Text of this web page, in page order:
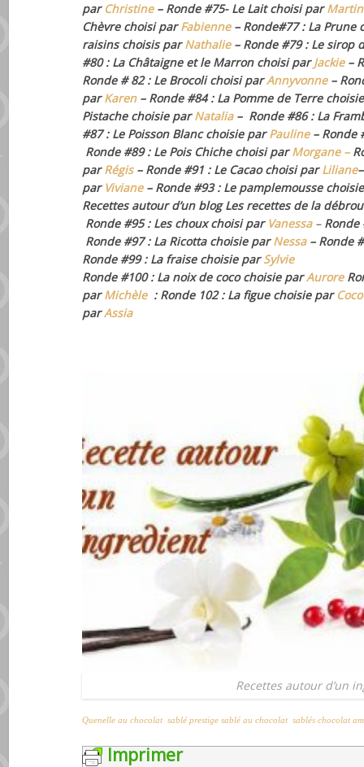
par Christine – Ronde #75- Le Lait choisi par
Chèvre choisi parFabienne– Ronde#77 : La Prune
raisins choisis parNathalie– Ronde #79 : Le sirop
#80 : La Châtaigne et le Marron choisi parJackie–
Ronde # 82 : Le Brocoli choisi parAnnyvonne–
parKaren– Ronde #84 : La Pomme de Terre
Pistache choisie parNatalia– Ronde #86 : La
#87 : Le Poisson Blanc choisie parPauline– Ronde
Ronde #89 : Le Pois Chiche choisi parMorgane –
parRégis– Ronde #91 : Le Cacao choisi parLiliane
par Viviane– Ronde #93 : Le pamplemousse
Recettes autour d’un blog Les recettes de la
Ronde #95 : Les choux choisi par Vanessa–
Ronde #97 : La Ricotta choisie parNessa– Ronde
Ronde #99: La fraise choisie parSylvie
Ronde #100 : La noix de coco choisie parAurore
parMichèle: Ronde 102 : La figue choisie par Coco
parAssia
Recettes autour d’un
Quenelle au chocolat sablé prestige sablé au chocolat sablés chocolat
Imprimer